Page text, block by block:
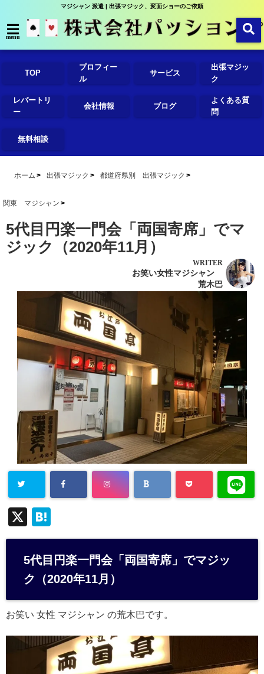
マジシャン 派遣 | 出張マジック、変面ショーのご依頼
menu
TOP
プロフィー
ル
サービス
出張マジッ
ク
レパートリ
ー
会社情報 ブログ
よくある質
問
無料相談
ホーム 出張マジック 都道府県別 出張マジック
関東 マジシャン
5代目円楽一門会「両国寄席」でマ
ジック（2020年11月）
WRITER
お笑い女性マジシャン
荒木巴
X
at
e
n
5代目円楽一門会「両国寄席」でマジッ
ク（2020年11月）
お笑い 女性 マジシャン の荒木巴です。